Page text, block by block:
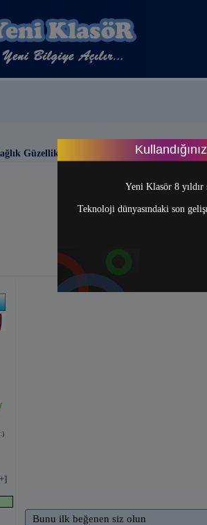
Yeni Klasör 8
Teknoloji dünyasındaki son
Güzellik
Bunu ilk beğenen siz olun